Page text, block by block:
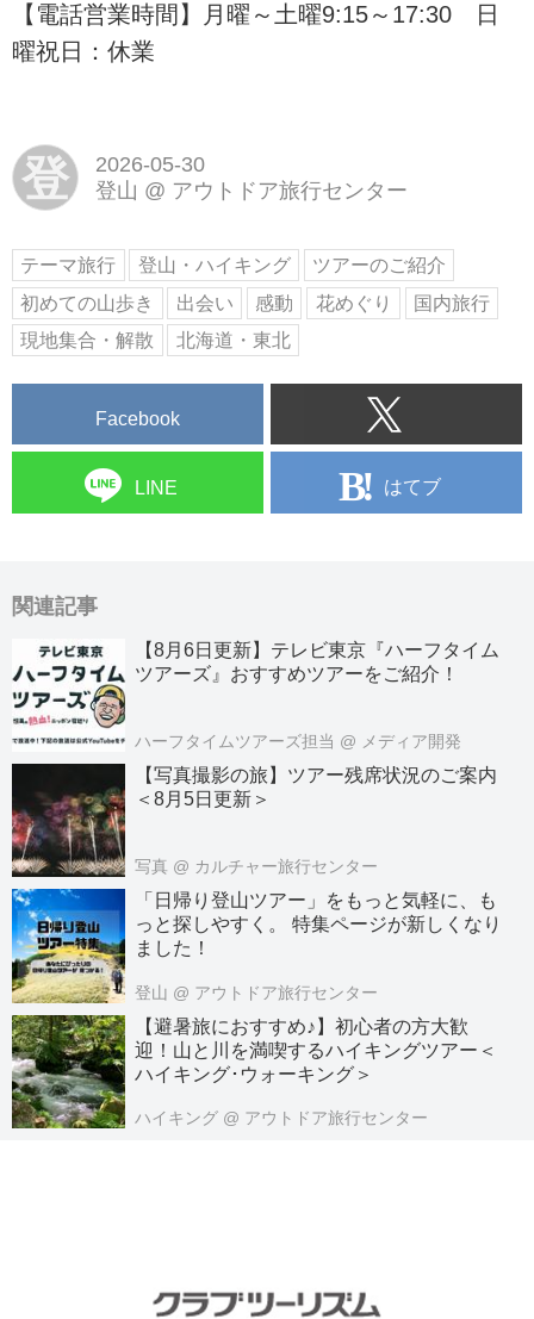
【電話営業時間】月曜～土曜9:15～17:30 日
曜祝日：休業
登
2026-05-30
登山 @ アウトドア旅行センター
テーマ旅行 登山・ハイキング
ツアーのご紹介
初めての山歩き
出会い 感動 花めぐり
国内旅行
現地集合・解散
北海道・東北
Facebook
LINE はてブ
関連記事
【8月6日更新】テレビ東京『ハーフタイム
ツアーズ』おすすめツアーをご紹介！
ハーフタイムツアーズ担当 @ メディア開発
【写真撮影の旅】ツアー残席状況のご案内
＜8月5日更新＞
写真 @ カルチャー旅行センター
「日帰り登山ツアー」をもっと気軽に、も
っと探しやすく。 特集ページが新しくなり
ました！
登山 @ アウトドア旅行センター
【避暑旅におすすめ♪】初心者の方大歓
迎！山と川を満喫するハイキングツアー＜
ハイキング･ウォーキング＞
ハイキング @ アウトドア旅行センター